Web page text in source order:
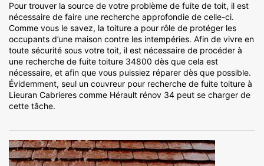
Pour trouver la source de votre problème de fuite de toit, il est
nécessaire de faire une recherche approfondie de celle-ci.
Comme vous le savez, la toiture a pour rôle de protéger les
occupants d’une maison contre les intempéries. Afin de vivre en
toute sécurité sous votre toit, il est nécessaire de procéder à
une recherche de fuite toiture 34800 dès que cela est
nécessaire, et afin que vous puissiez réparer dès que possible.
Évidemment, seul un couvreur pour recherche de fuite toiture à
Lieuran Cabrieres comme Hérault rénov 34 peut se charger de
cette tâche.